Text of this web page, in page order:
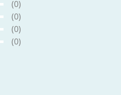
(0)
(0)
(0)
(0)